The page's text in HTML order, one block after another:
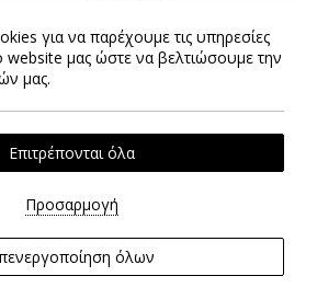
Zeus
Dolce Athens. All rights reserved.
ΑπορρήτουΠολιτική Cookies
για να παρέχουμε τις υπηρεσίες
website μας ώστε να βελτιώσουμε την
μας.
Επιτρέπονται όλα
Προσαρμογή
όλων